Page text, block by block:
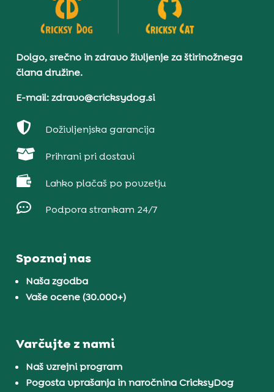
Dolgo, srečno in zdravo življenje za štirinožnega
člana družine.
E-mail: zdravo@cricksydog.si
 Doživljenjska garancija
 Prihrani pri dostavi
 Lahko plačaš po povzetju
 Podpora strankam 24/7
Spoznaj nas
Naša zgodba
Vaše ocene (30.000+)
Varčujte z nami
Naš vzrejni program
Pogosta vprašanja in naročnina CricksyDog